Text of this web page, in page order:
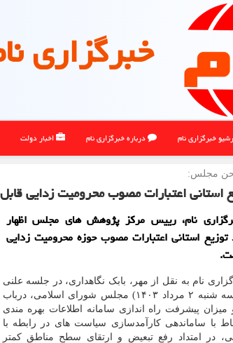
خبرگزاری
خبرگزاری نام درباره خبرگزاری نام اخبار دولت
مجلس:
استانی اعتبارات مصوب محرومیت زدایی
نام، رییس مرکز پژوهش های مجلس اظهار
استانی اعتبارات مصوب حوزه محرومیت زدایی
نام به نقل از مهر، بابک نگاهداری، در جلسه علنی
بامداد امروز (سه شنبه ۲ مرداد ۱۴۰۳) مجلس شورای اسلامی، درباب
میزان پیشرفت راه اندازی سامانه اطلاعات بهره مندی
با ساماندهی کارآمدسازی سیاست های در رابطه با
در امتداد رفع تبعیض و ارتقای سطح مناطق کمتر